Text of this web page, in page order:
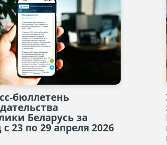
бюллетень
Беларусь за
23 по 29 апреля 2026